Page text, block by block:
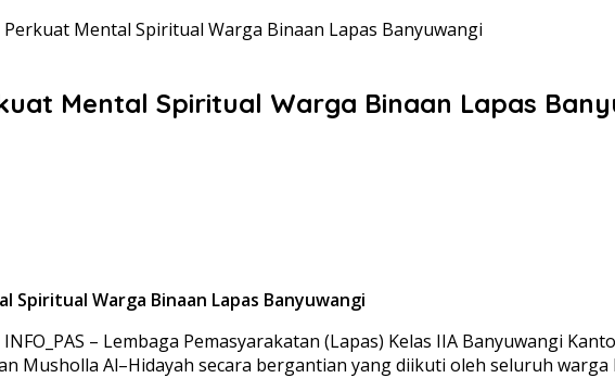
Mental Spiritual Warga Binaan Lapas Banyuwangi
Mental Spiritual Warga Binaan Lapas
Spiritual Warga Binaan Lapas Banyuwangi
INFO_PAS – Lembaga Pemasyarakatan (Lapas) Kelas IIA Banyuwangi
Musholla Al–Hidayah secara bergantian yang diikuti oleh seluruh